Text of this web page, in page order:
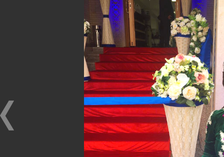
г. Самарканде
открыт
Самаркандский
филиал
14 декабря 2016г. в г. Самарканде открыт